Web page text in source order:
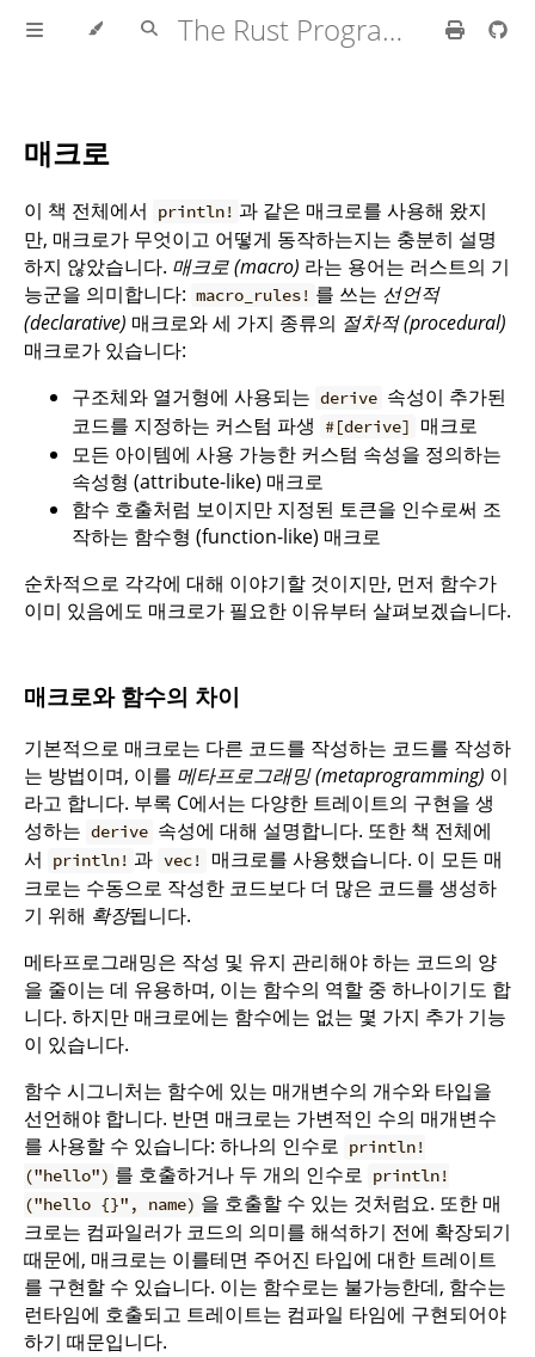
The Rust Programming Language
매크로
이 책 전체에서 println! 과 같은 매크로를 사용해 왔지
만, 매크로가 무엇이고 어떻게 동작하는지는 충분히 설명
하지 않았습니다. 매크로 (macro) 라는 용어는 러스트의 기
능군을 의미합니다: macro_rules! 를 쓰는 선언적
(declarative) 매크로와 세 가지 종류의 절차적 (procedural)
매크로가 있습니다:
구조체와 열거형에 사용되는 derive 속성이 추가된
코드를 지정하는 커스텀 파생
#[derive]
매크로
모든 아이템에 사용 가능한 커스텀 속성을 정의하는
속성형 (attribute-like) 매크로
함수 호출처럼 보이지만 지정된 토큰을 인수로써 조
작하는 함수형 (function-like) 매크로
순차적으로 각각에 대해 이야기할 것이지만, 먼저 함수가
이미 있음에도 매크로가 필요한 이유부터 살펴보겠습니다.
매크로와 함수의 차이
기본적으로 매크로는 다른 코드를 작성하는 코드를 작성하
는 방법이며, 이를 메타프로그래밍 (metaprogramming) 이
라고 합니다. 부록 C에서는 다양한 트레이트의 구현을 생
성하는 derive 속성에 대해 설명합니다. 또한 책 전체에
서
println! 과 vec!
매크로를 사용했습니다. 이 모든 매
크로는 수동으로 작성한 코드보다 더 많은 코드를 생성하
기 위해 확장됩니다.
메타프로그래밍은 작성 및 유지 관리해야 하는 코드의 양
을 줄이는 데 유용하며, 이는 함수의 역할 중 하나이기도 합
니다. 하지만 매크로에는 함수에는 없는 몇 가지 추가 기능
이 있습니다.
함수 시그니처는 함수에 있는 매개변수의 개수와 타입을
선언해야 합니다. 반면 매크로는 가변적인 수의 매개변수
를 사용할 수 있습니다: 하나의 인수로 println!
("hello") 를 호출하거나 두 개의 인수로 println!
("hello {}", name) 을 호출할 수 있는 것처럼요. 또한 매
크로는 컴파일러가 코드의 의미를 해석하기 전에 확장되기
때문에, 매크로는 이를테면 주어진 타입에 대한 트레이트
를 구현할 수 있습니다. 이는 함수로는 불가능한데, 함수는
런타임에 호출되고 트레이트는 컴파일 타임에 구현되어야
하기 때문입니다.